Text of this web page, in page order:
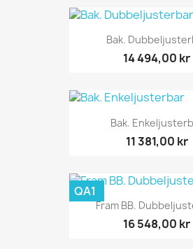
Bak.
14 494,00 kr
Bak.
11 381,00 kr
Fram BB.
16 548,00 kr
QA1